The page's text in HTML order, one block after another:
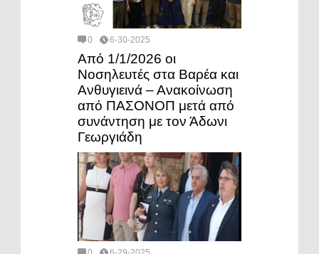
0 6-30-2025
Από 1/1/2026 οι
Νοσηλευτές στα Βαρέα και
Ανθυγιεινά – Ανακοίνωση
από ΠΑΣΟΝΟΠ μετά από
συνάντηση με τον Άδωνι
Γεωργιάδη